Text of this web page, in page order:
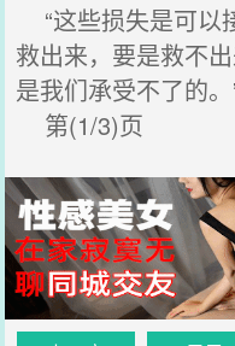
“这些损失是可以
救出来，要是救不
是我们承受不了的。
第(1/3)页